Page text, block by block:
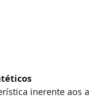
inerente aos